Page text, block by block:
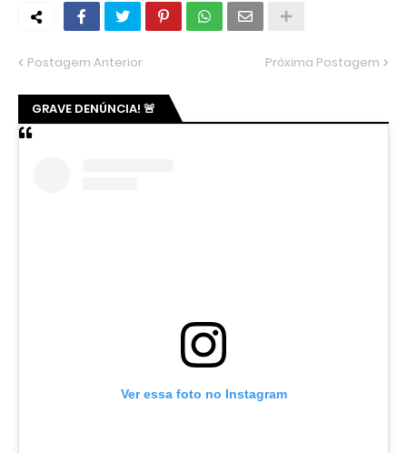
Postagem Anterior Próxima Postagem
GRAVE DENÚNCIA! 🚨
Ver essa foto no Instagram